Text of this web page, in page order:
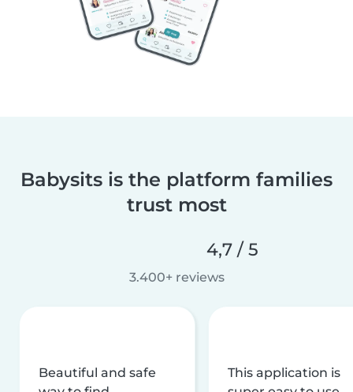
Babysits is the platform families
trust most
4,7 / 5
3.400+ reviews
Beautiful and safe
This application is